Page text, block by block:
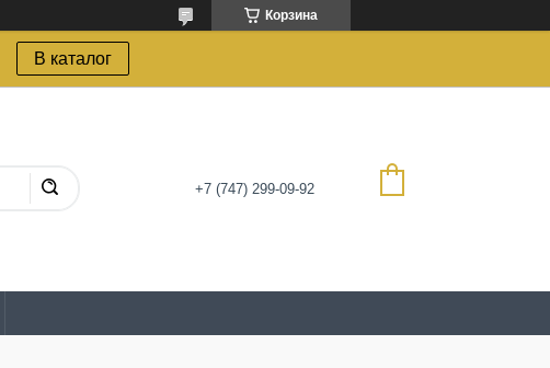
Корзина
В каталог
+7 (747) 299-09-92